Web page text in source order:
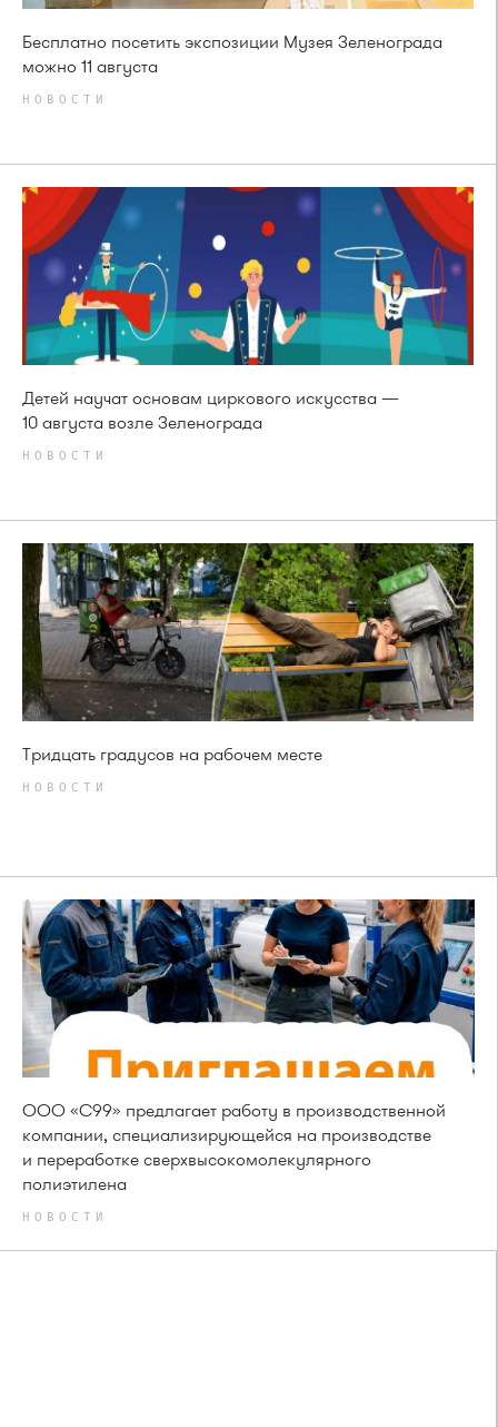
Бесплатно посетить экспозиции Музея Зеленограда
можно 11 августа
НОВОСТИ
Детей научат основам циркового искусства —
10 августа возле Зеленограда
НОВОСТИ
Тридцать градусов на рабочем месте
НОВОСТИ
ООО «С99» предлагает работу в производственной
компании, специализирующейся на производстве
и переработке сверхвысокомолекулярного
полиэтилена
НОВОСТИ